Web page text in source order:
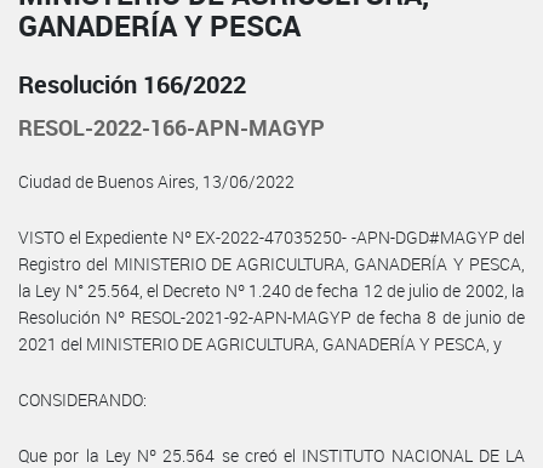
GANADERÍA Y PESCA
Resolución 166/2022
RESOL-2022-166-APN-MAGYP
Ciudad de Buenos Aires, 13/06/2022
VISTO el Expediente Nº EX-2022-47035250- -APN-DGD#MAGYP del
Registro del MINISTERIO DE AGRICULTURA, GANADERÍA Y PESCA,
la Ley N° 25.564, el Decreto Nº 1.240 de fecha 12 de julio de 2002, la
Resolución Nº RESOL-2021-92-APN-MAGYP de fecha 8 de junio de
2021 del MINISTERIO DE AGRICULTURA, GANADERÍA Y PESCA, y
CONSIDERANDO:
Que por la Ley Nº 25.564 se creó el INSTITUTO NACIONAL DE LA